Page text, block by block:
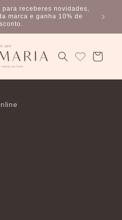
receberes novidades,
marca e ganha 10% de
Carrinho